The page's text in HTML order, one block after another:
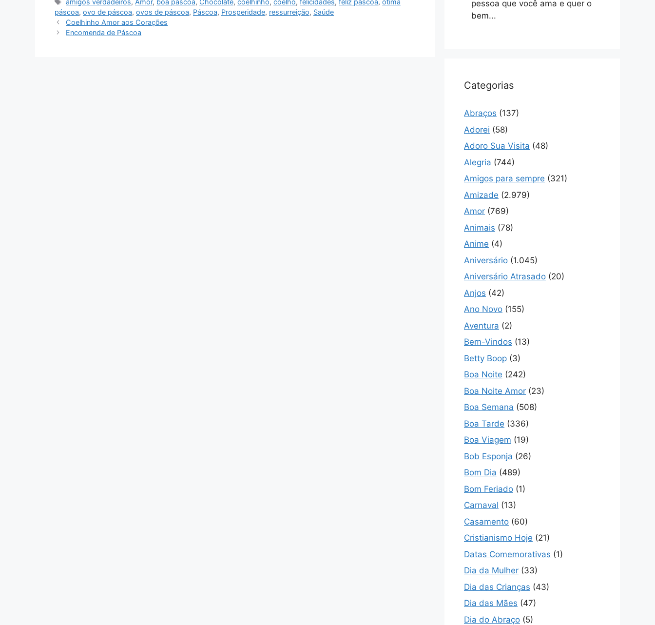
amigos verdadeiros, Amor, boa páscoa, Chocolate,coelhinho,coelho,felicidades,feliz páscoa,ótima
páscoa, ovo de páscoa, ovos de páscoa, Páscoa, Prosperidade, ressurreição, Saúde
Coelhinho Amor aos Corações
Encomenda de Páscoa
pessoa que você ama e quer o
bem...
Categorias
Abraços (137)
Adorei (58)
Adoro Sua Visita (48)
Alegria (744)
Amigos para sempre (321)
Amizade (2.979)
Amor (769)
Animais (78)
Anime (4)
Aniversário (1.045)
Aniversário Atrasado (20)
Anjos (42)
Ano Novo (155)
Aventura (2)
Bem-Vindos (13)
Betty Boop (3)
Boa Noite (242)
Boa Noite Amor (23)
Boa Semana (508)
Boa Tarde (336)
Boa Viagem (19)
Bob Esponja (26)
Bom Dia (489)
Bom Feriado (1)
Carnaval (13)
Casamento (60)
Cristianismo Hoje (21)
Datas Comemorativas (1)
Dia da Mulher (33)
Dia das Crianças (43)
Dia das Mães (47)
Dia do Abraço (5)